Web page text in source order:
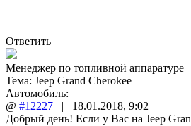
Ответить
Менеджер по топливной аппаратуре
Тема: Jeep Grand Cherokee
Автомобиль:
@ #12227 | 18.01.2018, 9:02
Добрый день! Если у Вас на Jeep